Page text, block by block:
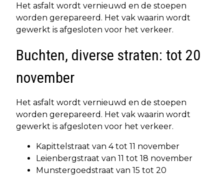
Het asfalt wordt vernieuwd en de stoepen
worden gerepareerd. Het vak waarin wordt
gewerkt is afgesloten voor het verkeer.
Buchten, diverse straten: tot 20
november
Het asfalt wordt vernieuwd en de stoepen
worden gerepareerd. Het vak waarin wordt
gewerkt is afgesloten voor het verkeer.
Kapittelstraat van 4 tot 11 november
Leienbergstraat van 11 tot 18 november
Munstergoedstraat van 15 tot 20